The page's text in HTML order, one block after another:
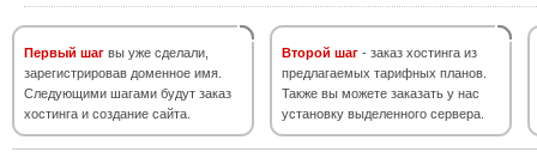
Первый шаг вы уже сделали,
зарегистрировав доменное имя.
Следующими шагами будут заказ
хостинга и создание сайта.
Второй шаг - заказ хостинга из
предлагаемых тарифных планов.
Также вы можете заказать у нас
установку выделенного сервера.